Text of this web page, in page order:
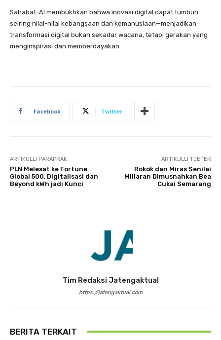
Sahabat-AI membuktikan bahwa inovasi digital dapat tumbuh
seiring nilai-nilai kebangsaan dan kemanusiaan—menjadikan
transformasi digital bukan sekadar wacana, tetapi gerakan yang
menginspirasi dan memberdayakan.
Facebook Twitter
ARTIKULLI PARAPRAK
PLN Melesat ke Fortune
Global 500, Digitalisasi dan
Beyond kWh jadi Kunci
ARTIKULLI TJETËR
Rokok dan Miras Senilai
Miliaran Dimusnahkan Bea
Cukai Semarang
Tim Redaksi Jatengaktual
https://jatengaktual.com
BERITA TERKAIT